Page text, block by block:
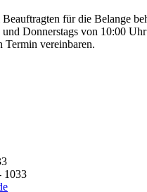
für die Belange
und Donnerstags von 10:00
Termin vereinbaren.
1033